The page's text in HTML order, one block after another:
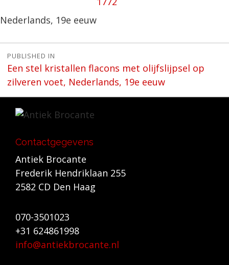
Nederlands, 19e eeuw
Bericht
navigatie
PUBLISHED IN
Een stel kristallen flacons met olijfslijpsel op
zilveren voet, Nederlands, 19e eeuw
Contactgegevens
Antiek Brocante
Frederik Hendriklaan 255
2582 CD Den Haag
070-3501023
+31 624861998
info@antiekbrocante.nl